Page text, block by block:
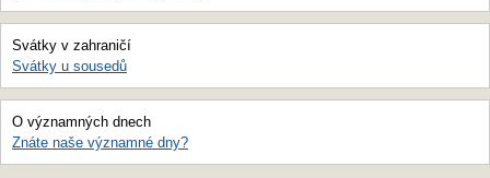
Svátky v zahraničí
Svátky u sousedů
O významných dnech
Znáte naše významné dny?